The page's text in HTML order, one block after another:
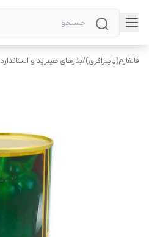
فالفارم(پاییزاگری)/بذرهای هیبرید و استاندارد